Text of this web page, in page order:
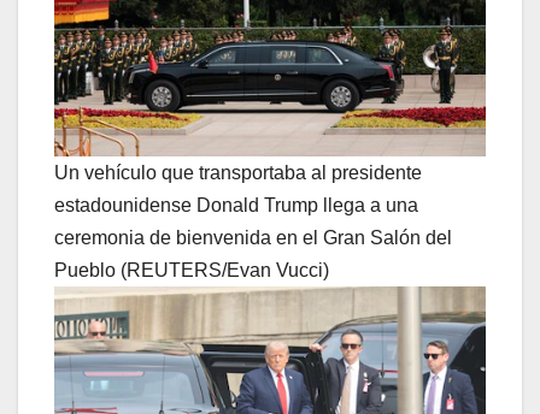
Un vehículo que transportaba al presidente
estadounidense Donald Trump llega a una
ceremonia de bienvenida en el Gran Salón del
Pueblo (REUTERS/Evan Vucci)